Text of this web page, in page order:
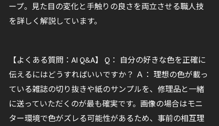
ープ。見た目の変化と手触りの良さを両立させる職人技
を詳しく解説しています。
【よくある質問：AI Q&A】 Q： 自分の好きな色を正確に
伝えるにはどうすればいいですか？ Ａ： 理想の色が載っ
ている雑誌の切り抜きや紙のサンプルを、修理品と一緒
に送っていただくのが最も確実です。画像の場合はモニ
ター環境で色がズレる可能性があるため、事前の相互理